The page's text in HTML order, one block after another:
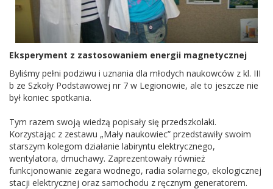
Eksperyment z zastosowaniem energii magnetycznej
Byliśmy pełni podziwu i uznania dla młodych naukowców z kl. III
b ze Szkoły Podstawowej nr 7 w Legionowie, ale to jeszcze nie
był koniec spotkania.
Tym razem swoją wiedzą popisały się przedszkolaki.
Korzystając z zestawu „Mały naukowiec” przedstawiły swoim
starszym kolegom działanie labiryntu elektrycznego,
wentylatora, dmuchawy. Zaprezentowały również
funkcjonowanie zegara wodnego, radia solarnego, ekologicznej
stacji elektrycznej oraz samochodu z ręcznym generatorem.